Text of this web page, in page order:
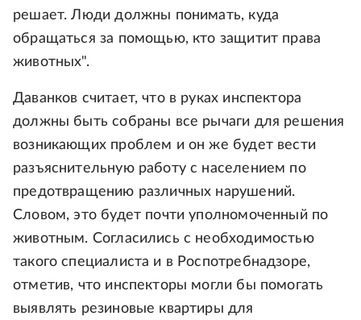
решает. Люди должны понимать, куда
обращаться за помощью, кто защитит права
животных".
Даванков считает, что в руках инспектора
должны быть собраны все рычаги для решения
возникающих проблем и он же будет вести
разъяснительную работу с населением по
предотвращению различных нарушений.
Словом, это будет почти уполномоченный по
животным. Согласились с необходимостью
такого специалиста и в Роспотребнадзоре,
отметив, что инспекторы могли бы помогать
выявлять резиновые квартиры для